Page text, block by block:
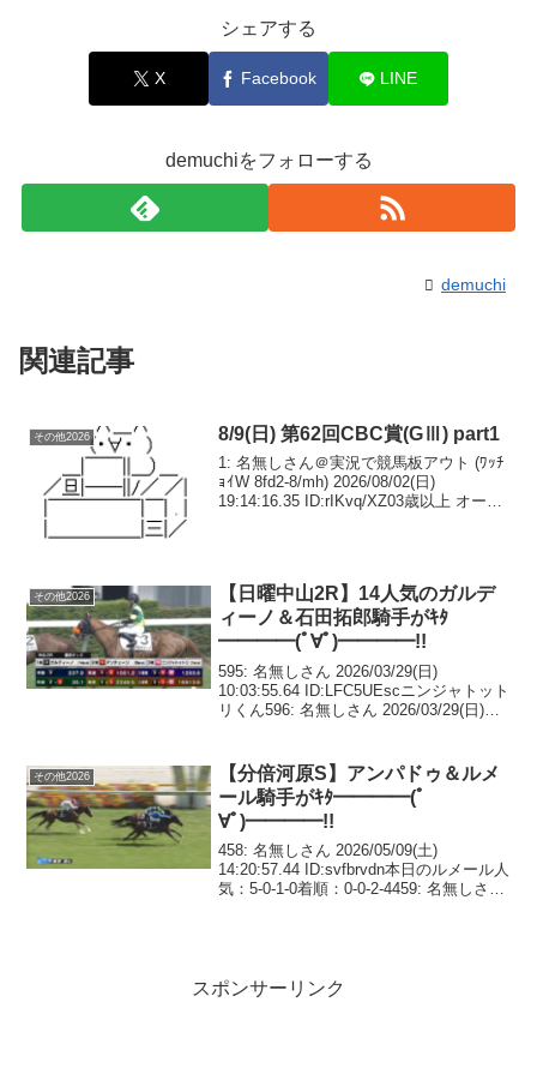
シェアする
X Facebook LINE
demuchiをフォローする
demuchi
関連記事
その他2026 8/9(日) 第62回CBC賞(GⅢ) part1
1: 名無しさん＠実況で競馬板アウト (ﾜｯﾁ
ｮｲW 8fd2-8/mh) 2026/08/02(日)
19:14:16.35 ID:rIKvq/XZ03歳以上 オープ
その他2026
【日曜中山2R】14人気のガルデ
ィーノ＆石田拓郎騎手がｷﾀ
━━━━(ﾟ∀ﾟ)━━━━!!
595: 名無しさん 2026/03/29(日)
10:03:55.64 ID:LFC5UEscニンジャトット
リくん596: 名無しさん 2026/03/29(日)
その他2026
【分倍河原S】アンパドゥ＆ルメ
ール騎手がｷﾀ━━━━(ﾟ
∀ﾟ)━━━━!!
458: 名無しさん 2026/05/09(土)
14:20:57.44 ID:svfbrvdn本日のルメール人
気：5-0-1-0着順：0-0-2-4459: 名無しさん
スポンサーリンク